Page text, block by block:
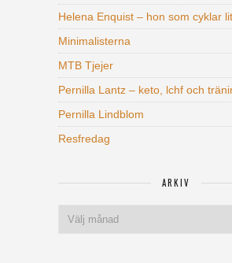
Helena Enquist – hon som cyklar
Minimalisterna
MTB Tjejer
Pernilla Lantz – keto, lchf och
Pernilla Lindblom
Resfredag
ARKIV